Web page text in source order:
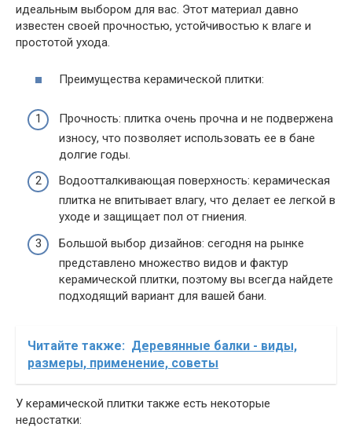
идеальным выбором для вас. Этот материал давно
известен своей прочностью, устойчивостью к влаге и
простотой ухода.
Преимущества керамической плитки:
Прочность: плитка очень прочна и не подвержена
износу, что позволяет использовать ее в бане
долгие годы.
Водоотталкивающая поверхность: керамическая
плитка не впитывает влагу, что делает ее легкой в
уходе и защищает пол от гниения.
Большой выбор дизайнов: сегодня на рынке
представлено множество видов и фактур
керамической плитки, поэтому вы всегда найдете
подходящий вариант для вашей бани.
Читайте также: Деревянные балки - виды,
размеры, применение, советы
У керамической плитки также есть некоторые
недостатки: